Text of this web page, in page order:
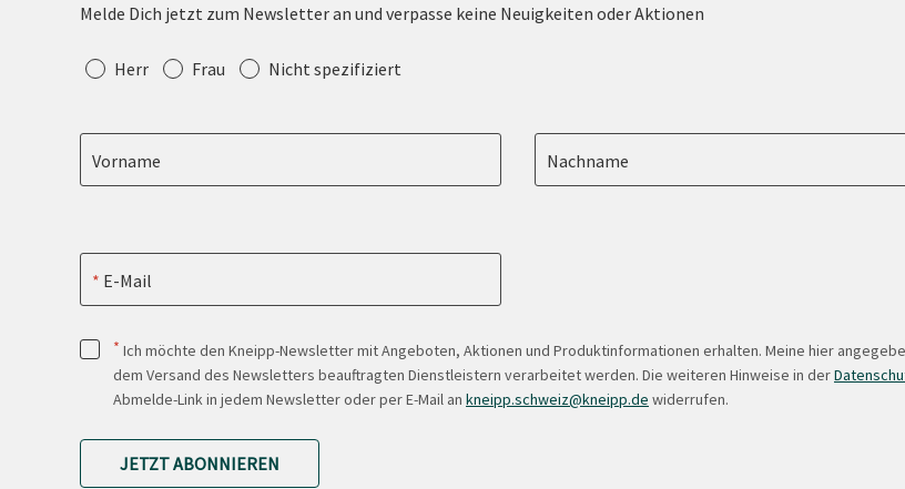
Melde Dich jetzt zum Newsletter an und verpasse keine Neuigkeiten oder Aktionen
Anrede
Herr Frau Nicht spezifiziert
Vorname Nachname
E-Mail
* Ich möchte den Kneipp-Newsletter mit Angeboten, Aktionen und Produktinformationen erhalten. Meine hier
dem Versand des Newsletters beauftragten Dienstleistern verarbeitet werden. Die weiteren Hinweise in der
Abmelde-Link in jedem Newsletter oder per E-Mail an kneipp.schweiz@kneipp.de widerrufen.
JETZT ABONNIEREN